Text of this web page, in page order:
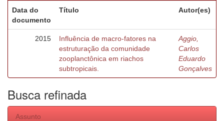
Data do
documento
Título Autor(es)
2015
Influência de macro-fatores na
estruturação da comunidade
zooplanctônica em riachos
subtropicais.
Aggio,
Carlos
Eduardo
Gonçalves
Busca refinada
Assunto